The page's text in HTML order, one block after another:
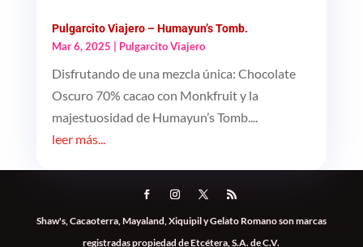
Pulgarcito Viajero – Humayun’s Tomb.
Mar 6, 2025
Pulgarcito Viajero
Disfrutando de una mezcla única: Chocolate
Oscuro 70% cacao con Monkfruit y la
majestuosidad de Humayun’s Tomb....
leer más...
Shaw's, Cacaoterra, Mayaland, Xiquipil y Gelato Romano son marcas
registradas propiedad de Etcétera, S.A. de C.V.